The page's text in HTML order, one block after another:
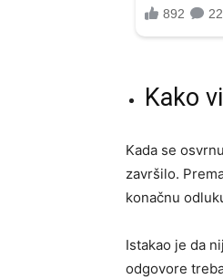
Kako
Kada se
završilo.
konačnu
Istakao je da
odgovore